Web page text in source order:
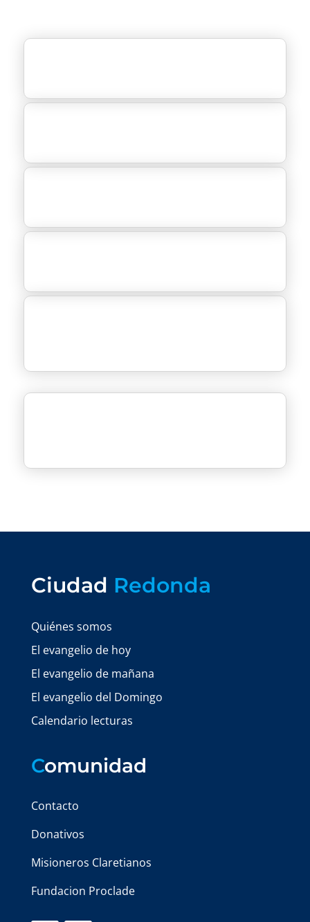
Ciudad Redonda
Quiénes somos
El evangelio de hoy
El evangelio de mañana
El evangelio del Domingo
Calendario lecturas
Comunidad
Contacto
Donativos
Misioneros Claretianos
Fundacion Proclade